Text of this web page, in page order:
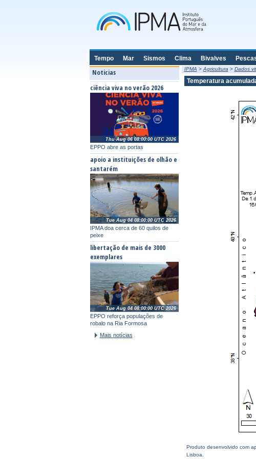
Tempo Mar Sismos Clima Bivalves
Noticias
ciência viva no verão 2026
EPPO abre as portas
Thu Aug 06 08:00:00 UTC 2026
apoio a instituições de olhão e
santarém
IPMA doa cerca de 60 quilos de
peixe
Tue Aug 04 08:00:00 UTC 2026
libertação de mais de 3000
exemplares
EPPO reforça populações de
robalo na Ria Formosa
Tue Aug 04 08:00:00 UTC 2026
Mais notícias
IPMA > Agricultura > Dados
Temperatura
Produto desenvolvido com
Lisboa.